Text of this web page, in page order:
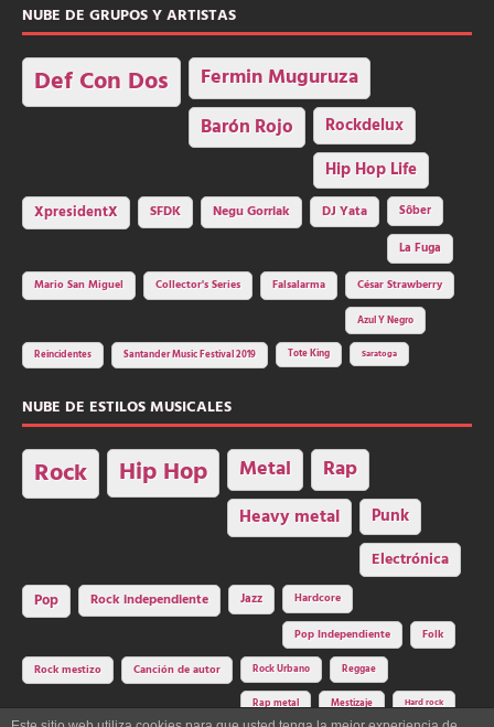
NUBE DE GRUPOS Y ARTISTAS
Def Con Dos Fermin Muguruza
Barón Rojo Rockdelux
Hip Hop Life
XpresidentX SFDK Negu Gorriak DJ Yata
Sôber
La Fuga
Mario San Miguel
Collector's Series Falsalarma César Strawberry
Azul Y Negro
Reincidentes Santander Music Festival 2019 Tote King Saratoga
NUBE DE ESTILOS MUSICALES
Rock Hip Hop Metal Rap
Heavy metal Punk
Electrónica
Pop Rock independiente Jazz Hardcore
Pop Independiente Folk
Rock mestizo Canción de autor Rock Urbano Reggae
Rap metal Mestizaje Hard rock